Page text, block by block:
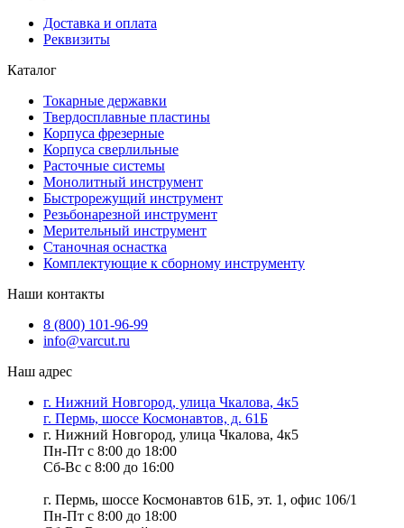
Доставка и оплата
Реквизиты
Каталог
Токарные державки
Твердосплавные пластины
Корпуса фрезерные
Корпуса сверлильные
Расточные системы
Монолитный инструмент
Быстрорежущий инструмент
Резьбонарезной инструмент
Мерительный инструмент
Станочная оснастка
Комплектующие к сборному инструменту
Наши контакты
8 (800) 101-96-99
info@varcut.ru
Наш адрес
г. Нижний Новгород, улица Чкалова, 4к5
г. Пермь, шоссе Космонавтов, д. 61Б
г. Нижний Новгород, улица Чкалова, 4к5
Пн-Пт с 8:00 до 18:00
Сб-Вс с 8:00 до 16:00
г. Пермь, шоссе Космонавтов 61Б, эт. 1, офис 106/1
Пн-Пт с 8:00 до 18:00